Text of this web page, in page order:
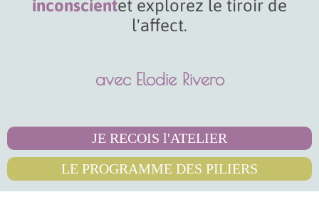
inconscientet explorez le tiroir de
l'affect.
avec Elodie Rivero
JE RECOIS l'ATELIER
LE PROGRAMME DES PILIERS